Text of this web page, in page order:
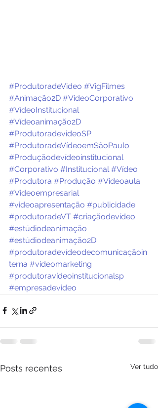
#ProdutoradeVideo #VigFilmes
#Animação2D #VideoCorporativo
#VídeoInstitucional
#Vídeoanimação2D
#ProdutoradevideoSP
#ProdutoradeVídeoemSãoPaulo
#Produçãodevídeoinstitucional
#Corporativo #Institucional #Vídeo
#Produtora #Produção #Videoaula
#Videoempresarial
#videoapresentação #publicidade
#produtoradeVT #criaçãodevídeo
#estúdiodeanimação
#estúdiodeanimação2D
#produtoradevídeodecomunicaçãoin
terna #videomarketing
#produtoravídeoinstitucionalsp
#empresadevideo
Posts recentes Ver tudo